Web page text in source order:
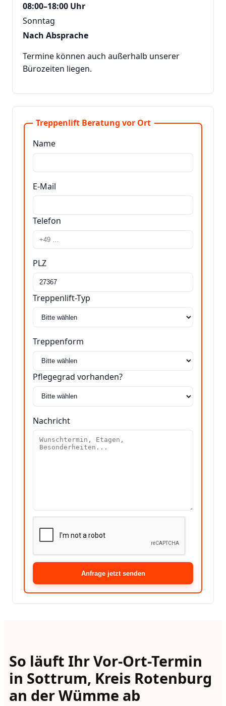
08:00–18:00 Uhr
Sonntag
Nach Absprache
Termine können auch außerhalb unserer
Bürozeiten liegen.
Treppenlift Beratung vor Ort
Name
E-Mail
Telefon
PLZ
Treppenlift-Typ
Treppenform
Pflegegrad vorhanden?
Nachricht
Anfrage jetzt senden
So läuft Ihr Vor-Ort-Termin
in Sottrum, Kreis Rotenburg
an der Wümme ab